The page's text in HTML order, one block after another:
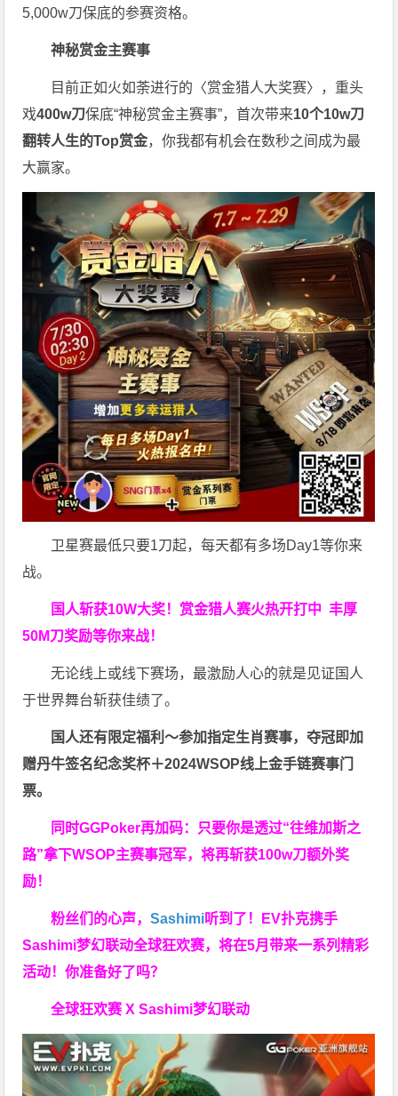
5,000w刀保底的参赛资格。
神秘赏金主赛事
目前正如火如荼进行的〈赏金猎人大奖赛〉，重头
戏400w刀保底“神秘赏金主赛事”，首次带来10个10w刀
翻转人生的Top赏金，你我都有机会在数秒之间成为最
大赢家。
卫星赛最低只要1刀起，每天都有多场Day1等你来
战。
国人斩获10W大奖！ 赏金猎人赛火热开打中 丰厚
50M刀奖励等你来战！
无论线上或线下赛场，最激励人心的就是见证国人
于世界舞台斩获佳绩了。
国人还有限定福利～参加指定生肖赛事，夺冠即加
赠丹牛签名纪念奖杯＋2024WSOP线上金手链赛事门
票。
同时GGPoker再加码：只要你是透过“往维加斯之
路”拿下WSOP主赛事冠军，将再斩获100w刀额外奖
励！
粉丝们的心声，Sashimi听到了！EV扑克携手
Sashimi梦幻联动全球狂欢赛，将在5月带来一系列精彩
活动！你准备好了吗？
全球狂欢赛 X Sashimi梦幻联动